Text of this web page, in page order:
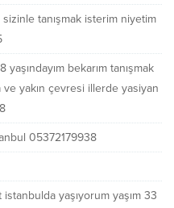
tanışmak isterim niyetim
bekarım tanışmak
yakın çevresi illerde yasiyan
05372179938
yaşıyorum yaşım 33